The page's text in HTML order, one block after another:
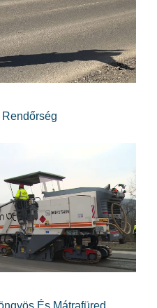
Rendőrség
És Mátrafüred